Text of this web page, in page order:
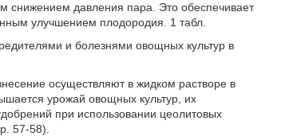
снижением давления пара. Это обеспечивает
улучшением плодородия. 1 табл.
и болезнями овощных культур в
осуществляют в жидком растворе в
урожай овощных культур, их
при использовании цеолитовых
57-58).